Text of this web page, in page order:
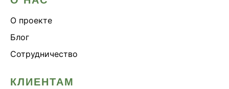
О проекте
Блог
Сотрудничество
КЛИЕНТАМ